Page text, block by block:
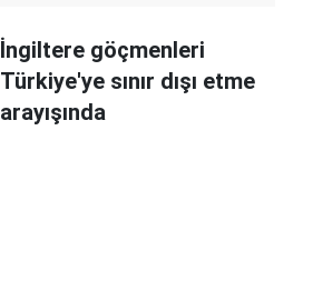
İngiltere göçmenleri
Türkiye'ye sınır dışı etme
arayışında